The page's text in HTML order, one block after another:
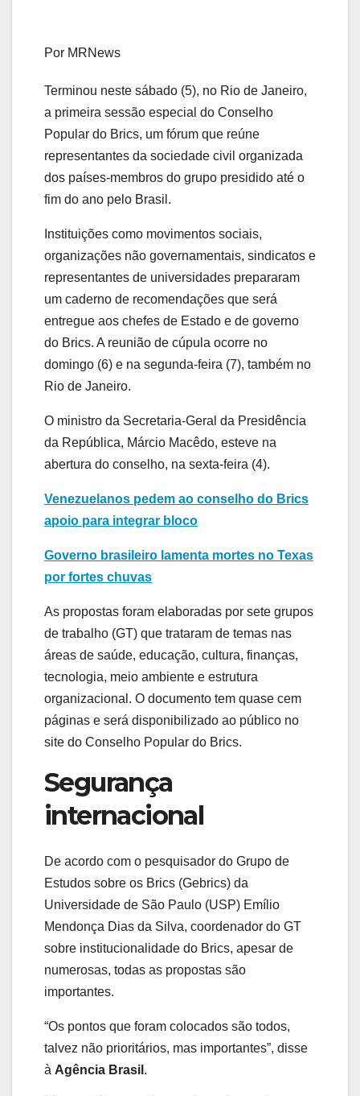
Por MRNews
Terminou neste sábado (5), no Rio de Janeiro,
a primeira sessão especial do Conselho
Popular do Brics, um fórum que reúne
representantes da sociedade civil organizada
dos países-membros do grupo presidido até o
fim do ano pelo Brasil.
Instituições como movimentos sociais,
organizações não governamentais, sindicatos e
representantes de universidades prepararam
um caderno de recomendações que será
entregue aos chefes de Estado e de governo
do Brics. A reunião de cúpula ocorre no
domingo (6) e na segunda-feira (7), também no
Rio de Janeiro.
O ministro da Secretaria-Geral da Presidência
da República, Márcio Macêdo, esteve na
abertura do conselho, na sexta-feira (4).
Venezuelanos pedem ao conselho do Brics
apoio para integrar bloco
Governo brasileiro lamenta mortes no Texas
por fortes chuvas
As propostas foram elaboradas por sete grupos
de trabalho (GT) que trataram de temas nas
áreas de saúde, educação, cultura, finanças,
tecnologia, meio ambiente e estrutura
organizacional. O documento tem quase cem
páginas e será disponibilizado ao público no
site do Conselho Popular do Brics.
Segurança
internacional
De acordo com o pesquisador do Grupo de
Estudos sobre os Brics (Gebrics) da
Universidade de São Paulo (USP) Emílio
Mendonça Dias da Silva, coordenador do GT
sobre institucionalidade do Brics, apesar de
numerosas, todas as propostas são
importantes.
“Os pontos que foram colocados são todos,
talvez não prioritários, mas importantes”, disse
à Agência Brasil .